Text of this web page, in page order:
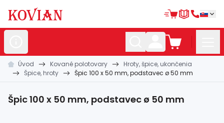
Nerezovépolotovary
Kované
Úvod Kované polotovary
Hroty, špice, ukončenia
Špice, hroty
Špic 100 x 50 mm, podstavec ø 50 mm
Špic 100 x 50 mm, podstavec ø 50 mm